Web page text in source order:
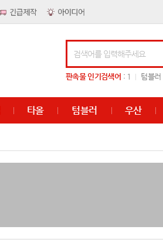
판촉물인기검색어 : 1 텀블러
타올 텀블러 우산